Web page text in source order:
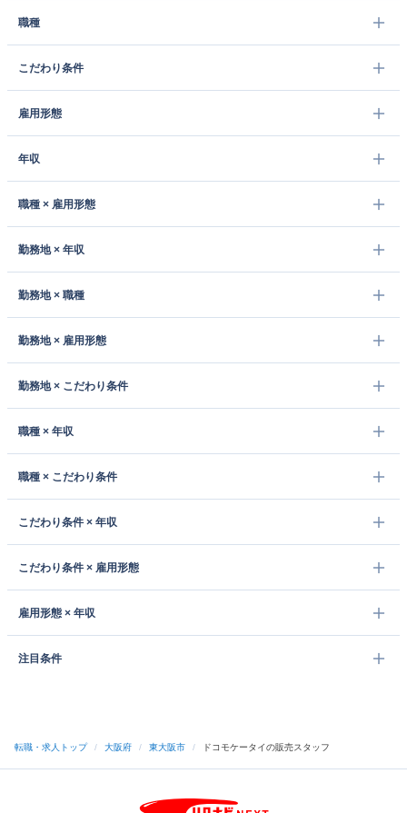
職種
こだわり条件
雇用形態
年収
職種 × 雇用形態
勤務地 × 年収
勤務地 × 職種
勤務地 × 雇用形態
勤務地 × こだわり条件
職種 × 年収
職種 × こだわり条件
こだわり条件 × 年収
こだわり条件 × 雇用形態
雇用形態 × 年収
注目条件
転職・求人トップ / 大阪府 / 東大阪市 / ドコモケータイの販売スタッフ